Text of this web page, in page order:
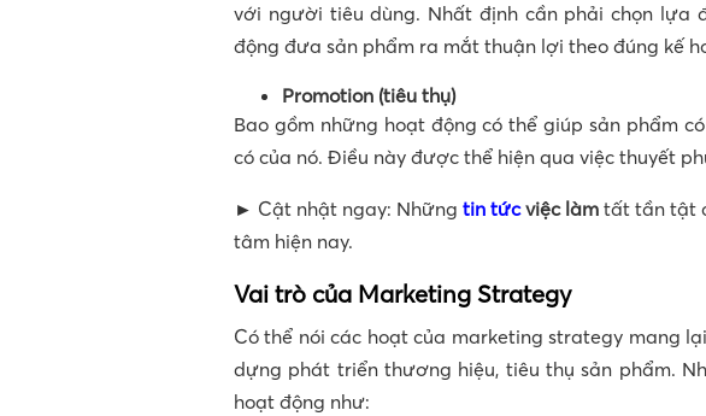
với người tiêu dùng. Nhất định cần phải chọn lựa
động đưa sản phẩm ra mắt thuận lợi theo đúng kế
Promotion (tiêu thụ)
Bao gồm những hoạt động có thể giúp sản phẩm
có của nó. Điều này được thể hiện qua việc thuyết
► Cật nhật ngay: Những tin tức việc làm tất tần tật
tâm hiện nay.
Vai trò của Marketing Strategy
Có thể nói các hoạt của marketing strategy mang
dựng phát triển thương hiệu, tiêu thụ sản phẩm.
hoạt động như: